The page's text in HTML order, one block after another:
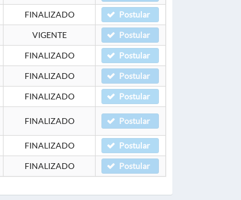
FINALIZADO Postular
VIGENTE Postular
FINALIZADO Postular
FINALIZADO Postular
FINALIZADO Postular
FINALIZADO Postular
FINALIZADO Postular
FINALIZADO Postular